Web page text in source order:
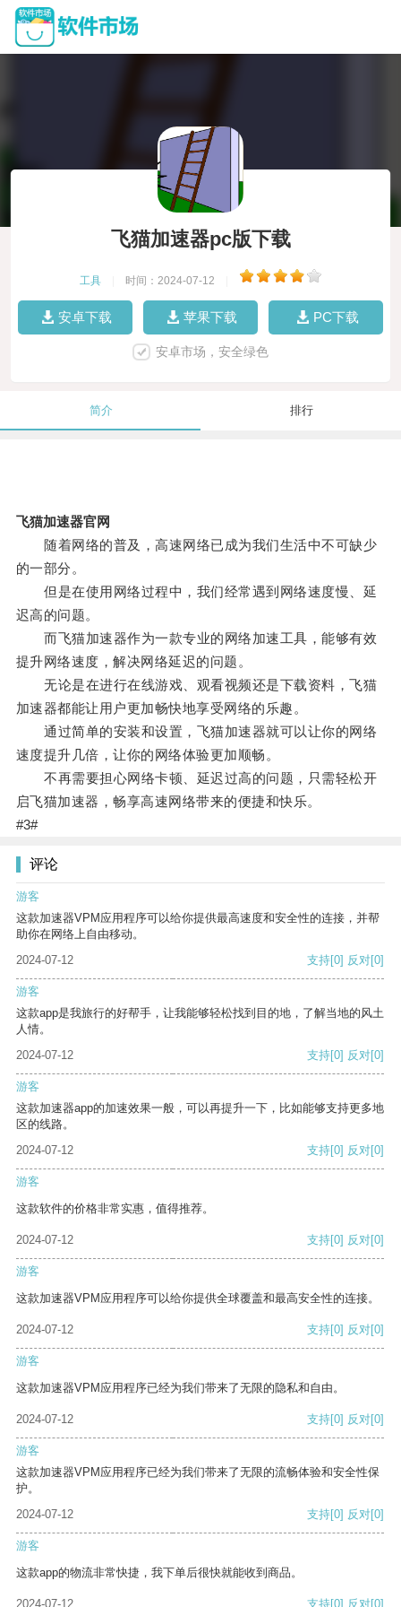
飞猫加速器pc版下载
工具 时间：2024-07-12
安卓下载 苹果下载 PC下载
安卓市场，安全绿色
简介 排行
飞猫加速器官网
随着网络的普及，高速网络已成为我们生活中不可缺少
的一部分。
但是在使用网络过程中，我们经常遇到网络速度慢、延
迟高的问题。
而飞猫加速器作为一款专业的网络加速工具，能够有效
提升网络速度，解决网络延迟的问题。
无论是在进行在线游戏、观看视频还是下载资料，飞猫
加速器都能让用户更加畅快地享受网络的乐趣。
通过简单的安装和设置，飞猫加速器就可以让你的网络
速度提升几倍，让你的网络体验更加顺畅。
不再需要担心网络卡顿、延迟过高的问题，只需轻松开
启飞猫加速器，畅享高速网络带来的便捷和快乐。
#3#
评论
游客
这款加速器VPM应用程序可以给你提供最高速度和安全性的连接，并帮
助你在网络上自由移动。
2024-07-12
支持[0] 反对[0]
游客
这款app是我旅行的好帮手，让我能够轻松找到目的地，了解当地的风土
人情。
2024-07-12
支持[0] 反对[0]
游客
这款加速器app的加速效果一般，可以再提升一下，比如能够支持更多地
区的线路。
2024-07-12
支持[0] 反对[0]
游客
这款软件的价格非常实惠，值得推荐。
2024-07-12 支持[0] 反对[0]
游客
这款加速器VPM应用程序可以给你提供全球覆盖和最高安全性的连接。
2024-07-12 支持[0] 反对[0]
游客
这款加速器VPM应用程序已经为我们带来了无限的隐私和自由。
2024-07-12 支持[0] 反对[0]
游客
这款加速器VPM应用程序已经为我们带来了无限的流畅体验和安全性保
护。
2024-07-12
支持[0] 反对[0]
游客
这款app的物流非常快捷，我下单后很快就能收到商品。
2024-07-12 支持[0] 反对[0]